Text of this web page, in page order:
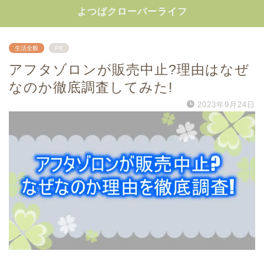
よつばクローバーライフ
生活全般 PR
アフタゾロンが販売中止?理由はなぜ
なのか徹底調査してみた!
2023年9月24日